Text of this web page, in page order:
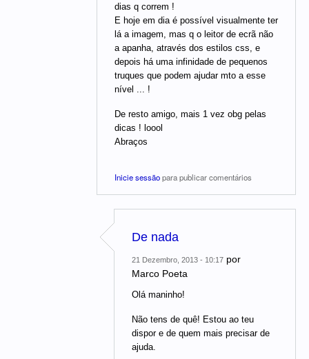
dias q correm !
E hoje em dia é possível visualmente ter
lá a imagem, mas q o leitor de ecrã não
a apanha, através dos estilos css, e
depois há uma infinidade de pequenos
truques que podem ajudar mto a esse
nível ... !
De resto amigo, mais 1 vez obg pelas
dicas ! loool
Abraços
Inicie sessãopara publicar comentários
De nada
21 Dezembro, 2013 - 10:17 por
Marco Poeta
Olá maninho!
Não tens de quê! Estou ao teu
dispor e de quem mais precisar de
ajuda.